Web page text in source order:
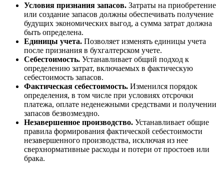
Условия признания запасов. Затраты на приобретение
или создание запасов должны обеспечивать получение
будущих экономических выгод, а сумма затрат должна
быть определена.
Единицы учета. Позволяет изменять единицы учета
после признания в бухгалтерском учете.
Себестоимость. Устанавливает общий подход к
определению затрат, включаемых в фактическую
себестоимость запасов.
Фактическая себестоимость. Изменился порядок
определения, в том числе при условиях отсрочки
платежа, оплате неденежными средствами и получении
запасов безвозмездно.
Незавершенное производство. Устанавливает общие
правила формирования фактической себестоимости
незавершенного производства, исключая из нее
сверхнормативные расходы и потери от простоев или
брака​​.